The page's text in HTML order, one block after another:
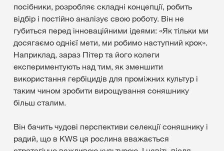
посібники, розробляє складні концепції, робить
відбір і постійно аналізує свою роботу. Він не
губиться перед інноваційними ідеями: «Як тільки ми
досягаємо однієї мети, ми робимо наступний крок».
Наприклад, зараз Пітер та його колеги
експериментують над тим, як зменшити
використання гербіцидів для проміжних культур і
таким чином зробити вирощування соняшнику
більш сталим.
Він бачить чудові перспективи селекції соняшнику і
радий, що в KWS ця рослина вважається